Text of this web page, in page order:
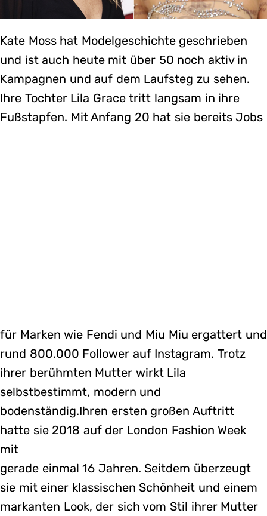
Kate Moss hat Modelgeschichte geschrieben
und ist auch heute mit über 50 noch aktiv in
Kampagnen und auf dem Laufsteg zu sehen.
Ihre Tochter Lila Grace tritt langsam in ihre
Fußstapfen. Mit Anfang 20 hat sie bereits Jobs
für Marken wie Fendi und Miu Miu ergattert und
rund 800.000 Follower auf Instagram. Trotz
ihrer berühmten Mutter wirkt Lila
selbstbestimmt, modern und
bodenständig.Ihren ersten großen Auftritt
hatte sie 2018 auf der London Fashion Week
mit
gerade einmal 16 Jahren. Seitdem überzeugt
sie mit einer klassischen Schönheit und einem
markanten Look, der sich vom Stil ihrer Mutter